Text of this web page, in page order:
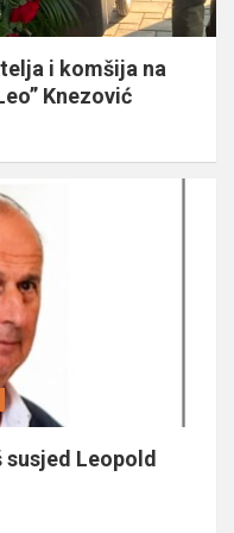
i komšija na
Knezović
susjed Leopold